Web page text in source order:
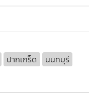
ปากเกร็ด นนทบุรี